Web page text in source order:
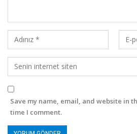
Save my name, email, and website in
time I comment.